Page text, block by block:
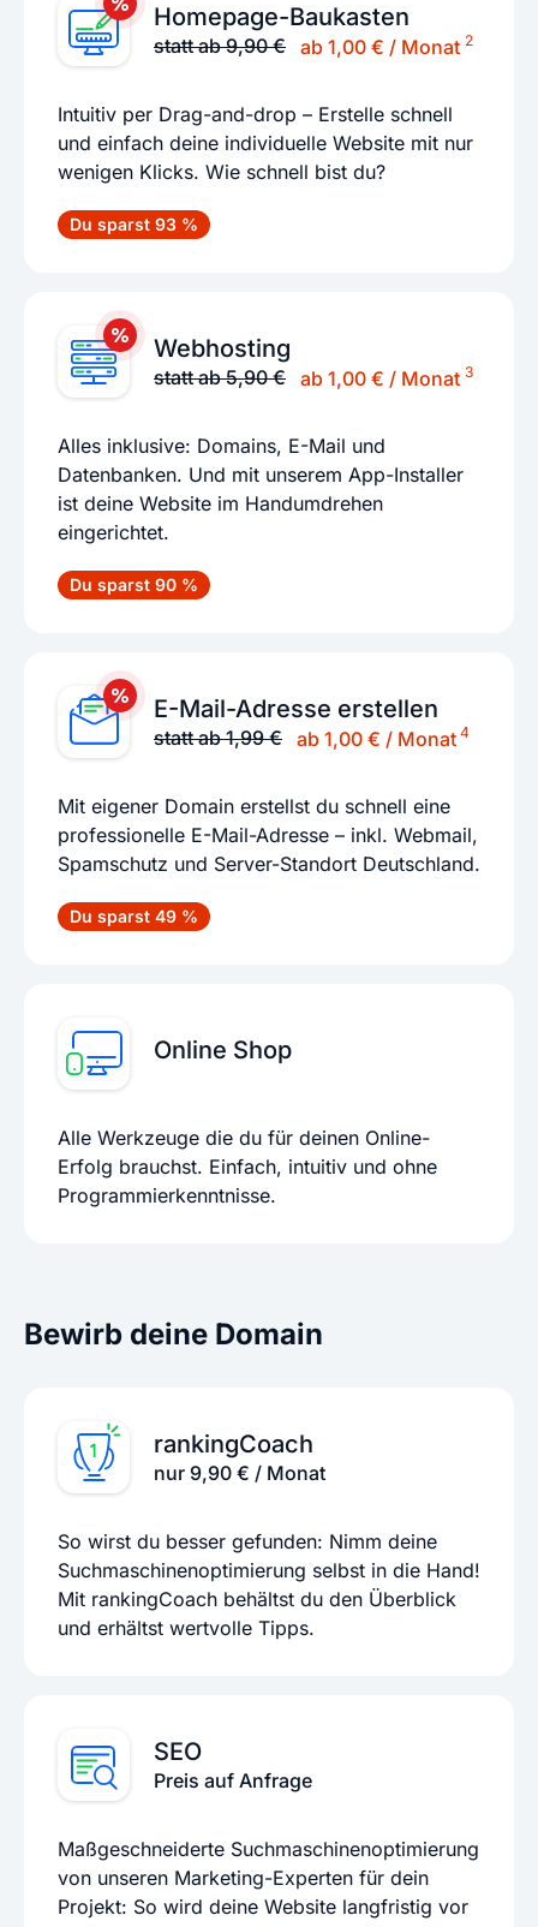
Homepage-Baukasten
statt ab 9,90 € ab 1,00 € / Monat 2
Intuitiv per Drag-and-drop – Erstelle schnell
und einfach deine individuelle Website mit nur
wenigen Klicks. Wie schnell bist du?
Du sparst 93 %
Webhosting
statt ab 5,90 € ab 1,00 € / Monat 3
Alles inklusive: Domains, E-Mail und
Datenbanken. Und mit unserem App-Installer
ist deine Website im Handumdrehen
eingerichtet.
Du sparst 90 %
E-Mail-Adresse erstellen
statt ab 1,99 € ab 1,00 € / Monat4
Mit eigener Domain erstellst du schnell eine
professionelle E-Mail-Adresse – inkl. Webmail,
Spamschutz und Server-Standort Deutschland.
Du sparst 49 %
Online Shop
Alle Werkzeuge die du für deinen Online-
Erfolg brauchst. Einfach, intuitiv und ohne
Programmierkenntnisse.
Bewirb deine Domain
rankingCoach
nur 9,90 € / Monat
So wirst du besser gefunden: Nimm deine
Suchmaschinenoptimierung selbst in die Hand!
Mit rankingCoach behältst du den Überblick
und erhältst wertvolle Tipps.
SEO
Preis auf Anfrage
Maßgeschneiderte Suchmaschinenoptimierung
von unseren Marketing-Experten für dein
Projekt: So wird deine Website langfristig vor